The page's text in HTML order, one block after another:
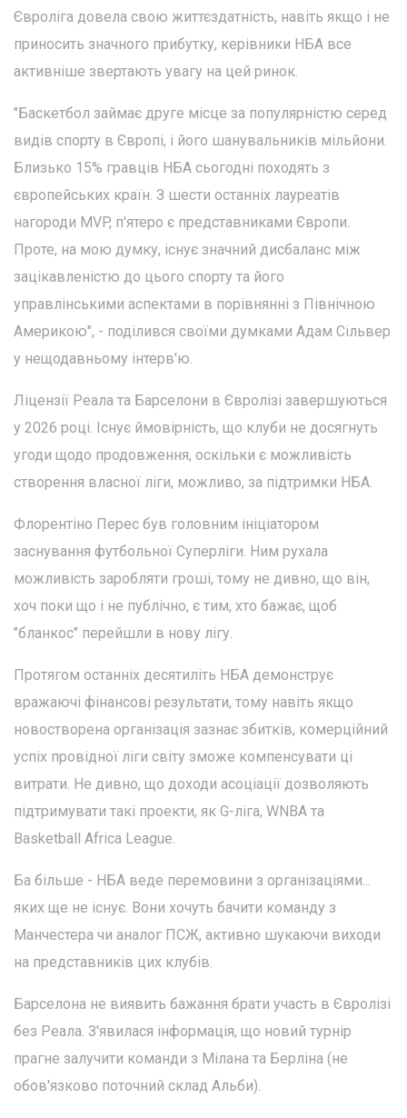
Євроліга довела свою життєздатність, навіть якщо і не
приносить значного прибутку, керівники НБА все
активніше звертають увагу на цей ринок.
"Баскетбол займає друге місце за популярністю серед
видів спорту в Європі, і його шанувальників мільйони.
Близько 15% гравців НБА сьогодні походять з
європейських країн. З шести останніх лауреатів
нагороди MVP, п'ятеро є представниками Європи.
Проте, на мою думку, існує значний дисбаланс між
зацікавленістю до цього спорту та його
управлінськими аспектами в порівнянні з Північною
Америкою", - поділився своїми думками Адам Сільвер
у нещодавньому інтерв'ю.
Ліцензії Реала та Барселони в Євролізі завершуються
у 2026 році. Існує ймовірність, що клуби не досягнуть
угоди щодо продовження, оскільки є можливість
створення власної ліги, можливо, за підтримки НБА.
Флорентіно Перес був головним ініціатором
заснування футбольної Суперліги. Ним рухала
можливість заробляти гроші, тому не дивно, що він,
хоч поки що і не публічно, є тим, хто бажає, щоб
"бланкос" перейшли в нову лігу.
Протягом останніх десятиліть НБА демонструє
вражаючі фінансові результати, тому навіть якщо
новостворена організація зазнає збитків, комерційний
успіх провідної ліги світу зможе компенсувати ці
витрати. Не дивно, що доходи асоціації дозволяють
підтримувати такі проекти, як G-ліга, WNBA та
Basketball Africa League.
Ба більше - НБА веде перемовини з організаціями...
яких ще не існує. Вони хочуть бачити команду з
Манчестера чи аналог ПСЖ, активно шукаючи виходи
на представників цих клубів.
Барселона не виявить бажання брати участь в Євролізі
без Реала. З'явилася інформація, що новий турнір
прагне залучити команди з Мілана та Берліна (не
обов'язково поточний склад Альби).